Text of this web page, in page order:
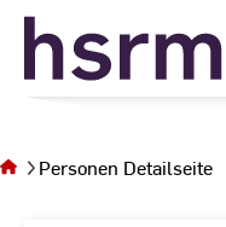
Skip
Content
sich auf
der SeitePersonen Detailseite